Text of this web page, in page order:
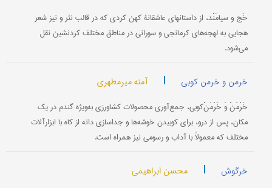
خَج و سیامَنْد، از داستانهای عاشقانۀ کهن کردی که در قالب نثر و نیز شعر
هجایی به لهجه‌های کرمانجی و سورانی در مناطق مختلف کردنشین نقل
می‌شود.
خرمن و خرمن کوبی | آمنه میرمطهری
خَرْمَنْ وَ خَرْمَنْ‌کوبی، جمع‌آوری محصولات کشاورزی به‌ویژه گندم در یک
مکان، پس از درو، برای کوبیدن خوشه‌ها و جداسازی دانه از کاه با ابزارآلات
مختلف که معمولاً با آداب و رسومی نیز همراه است.
خرگوش | محسن ابراهیمی